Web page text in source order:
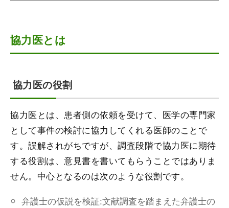
協力医とは
協力医の役割
協力医とは、患者側の依頼を受けて、医学の専門家
として事件の検討に協力してくれる医師のことで
す。誤解されがちですが、調査段階で協力医に期待
する役割は、意見書を書いてもらうことではありま
せん。中心となるのは次のような役割です。
弁護士の仮説を検証:文献調査を踏まえた弁護士の